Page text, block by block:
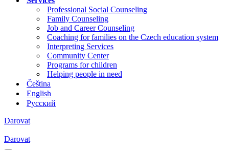
Professional Social Counseling
Family Counseling
Job and Career Counseling
Coaching for families on the Czech education system
Interpreting Services
Community Center
Programs for children
Helping people in need
Čeština
English
Русский
Darovat
Darovat